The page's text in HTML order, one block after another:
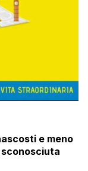
e meno